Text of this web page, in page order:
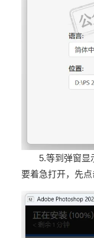
5.等到弹窗显
要着急打开，先点